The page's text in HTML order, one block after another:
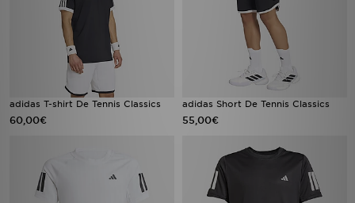
adidas T-shirt De Tennis Classics
60,00€
adidas Short De Tennis Classics
55,00€